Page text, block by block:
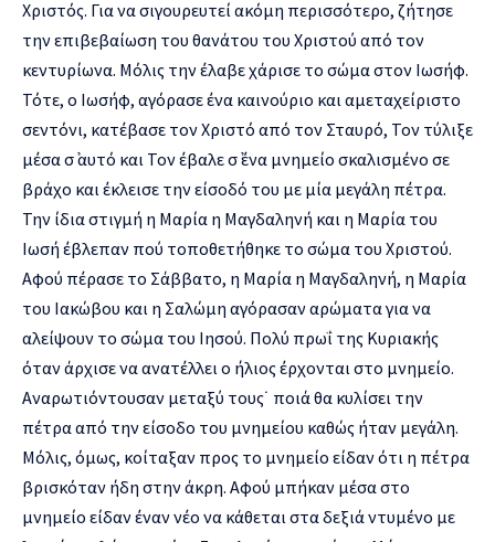
Χριστός. Για να σιγουρευτεί ακόμη περισσότερο, ζήτησε
την επιβεβαίωση του θανάτου του Χριστού από τον
κεντυρίωνα. Μόλις την έλαβε χάρισε το σώμα στον Ιωσήφ.
Τότε, ο Ιωσήφ, αγόρασε ένα καινούριο και αμεταχείριστο
σεντόνι, κατέβασε τον Χριστό από τον Σταυρό, Τον τύλιξε
μέσα σ᾿ αυτό και Τον έβαλε σ᾿ ένα μνημείο σκαλισμένο σε
βράχο και έκλεισε την είσοδό του με μία μεγάλη πέτρα.
Την ίδια στιγμή η Μαρία η Μαγδαληνή και η Μαρία του
Ιωσή έβλεπαν πού τοποθετήθηκε το σώμα του Χριστού.
Αφού πέρασε το Σάββατο, η Μαρία η Μαγδαληνή, η Μαρία
του Ιακώβου και η Σαλώμη αγόρασαν αρώματα για να
αλείψουν το σώμα του Ιησού. Πολύ πρωΐ της Κυριακής
όταν άρχισε να ανατέλλει ο ήλιος έρχονται στο μνημείο.
Αναρωτιόντουσαν μεταξύ τους˙ ποιά θα κυλίσει την
πέτρα από την είσοδο του μνημείου καθώς ήταν μεγάλη.
Μόλις, όμως, κοίταξαν προς το μνημείο είδαν ότι η πέτρα
βρισκόταν ήδη στην άκρη. Αφού μπήκαν μέσα στο
μνημείο είδαν έναν νέο να κάθεται στα δεξιά ντυμένο με